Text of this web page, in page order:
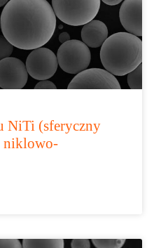
NiTi (sferyczny
niklowo-